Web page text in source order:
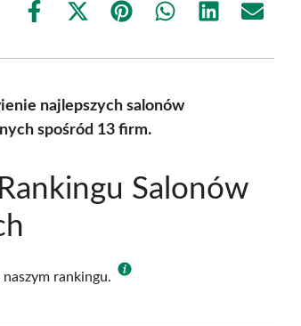
Share
Share
(Twitter)
Share Share Share Share
najlepszych salonów
spośród 13 firm.
Salonów
rankingu.